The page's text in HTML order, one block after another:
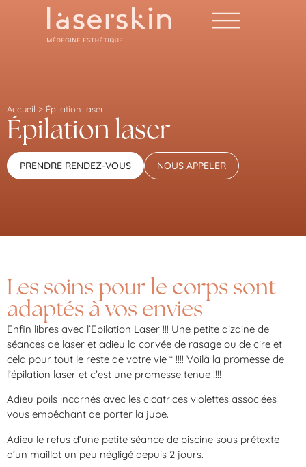
Accueil > Épilation laser
Épilation laser
PRENDRE RENDEZ-VOUS NOUS APPELER
Les soins pour le corps sont
adaptés à vos envies
Enfin libres avec l’Epilation Laser !!! Une petite dizaine de
séances de laser et adieu la corvée de rasage ou de cire et
cela pour tout le reste de votre vie * !!!! Voilà la promesse de
l’épilation laser et c’est une promesse tenue !!!!
Adieu poils incarnés avec les cicatrices violettes associées
vous empêchant de porter la jupe.
Adieu le refus d’une petite séance de piscine sous prétexte
d’un maillot un peu négligé depuis 2 jours.